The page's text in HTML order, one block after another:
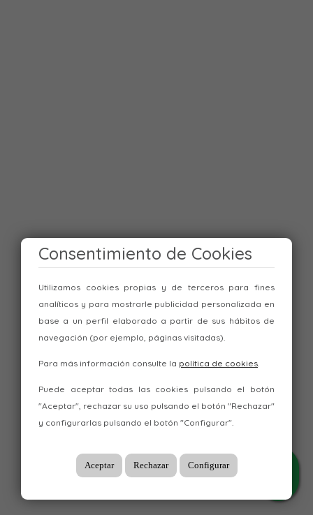
Consentimiento de Cookies
Utilizamos cookies propias y de terceros para fines
analíticos y para mostrarle publicidad personalizada en
base a un perfil elaborado a partir de sus hábitos de
navegación (por ejemplo, páginas visitadas).
Para más información consulte la política de cookies.
Puede aceptar todas las cookies pulsando el botón
"Aceptar", rechazar su uso pulsando el botón "Rechazar"
y configurarlas pulsando el botón "Configurar".
Aceptar Rechazar Configurar